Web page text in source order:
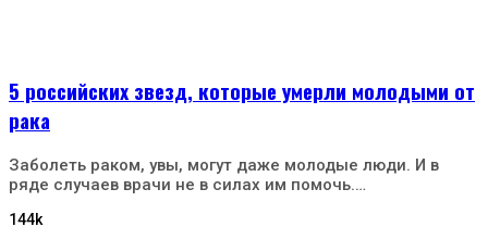
5 российских звезд, которые умерли молодыми от
рака
Заболеть раком, увы, могут даже молодые люди. И в
ряде случаев врачи не в силах им помочь.…
144k